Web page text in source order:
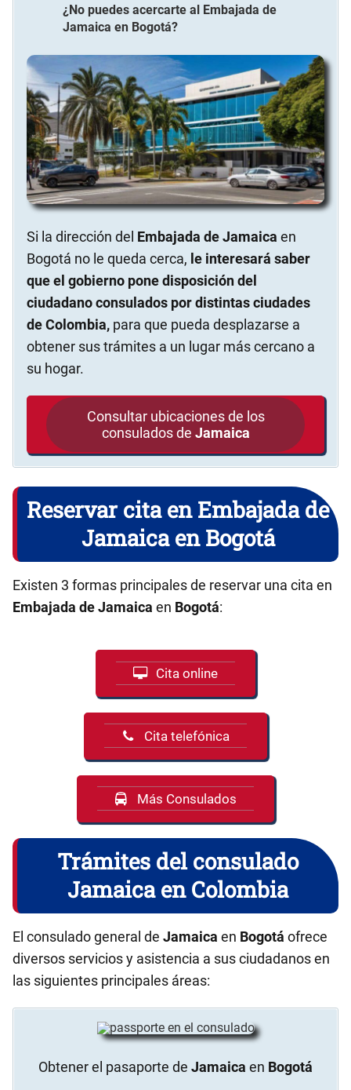
¿No puedes acercarte al Embajada de
Jamaica en Bogotá?
Si la dirección del Embajada de Jamaica en
Bogotá no le queda cerca, le interesará saber
que el gobierno pone disposición del
ciudadano consulados por distintas ciudades
de Colombia, para que pueda desplazarse a
obtener sus trámites a un lugar más cercano a
su hogar.
Consultar ubicaciones de los
consulados de Jamaica
Reservar cita en Embajada de
Jamaica en Bogotá
Existen 3 formas principales de reservar una cita en
Embajada de Jamaica en Bogotá:
Cita online
Cita telefónica
Más Consulados
Trámites del consulado
Jamaica en Colombia
El consulado general de Jamaica en Bogotá ofrece
diversos servicios y asistencia a sus ciudadanos en
las siguientes principales áreas:
Obtener el pasaporte de Jamaica en Bogotá